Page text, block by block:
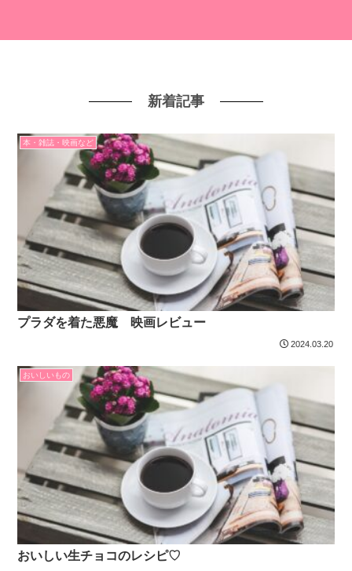
新着記事
本・雑誌・映画など
プラダを着た悪魔 映画レビュー
2024.03.20
おいしいもの
おいしい生チョコのレシピ♡